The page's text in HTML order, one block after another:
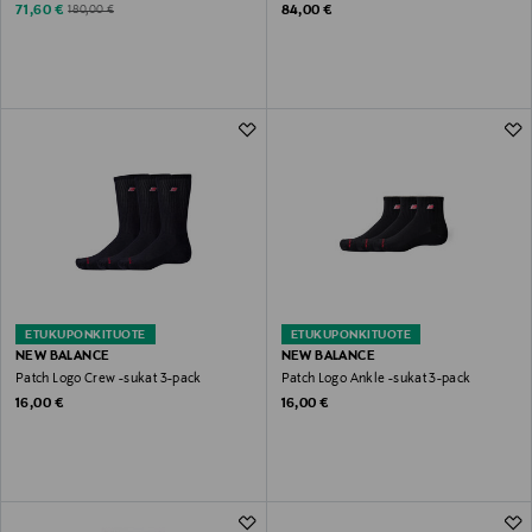
Discounted Price
71,60 € Original Price
180,00 €
Original Price
84,00 €
ETUKUPONKITUOTE
NEW BALANCE
Patch Logo Crew -sukat 3-pack
Original Price
16,00 €
ETUKUPONKITUOTE
NEW BALANCE
Patch Logo Ankle -sukat 3-pack
Original Price
16,00 €